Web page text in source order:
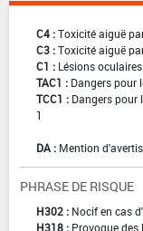
C4 :Toxicité aiguë
C3 :Toxicité aiguë
C1 : Lésions
TAC1 : Dangers pour
TCC1 : Dangers pour
1
DA : Mention
PHRASE DE RISQUE
H302 : Nocif en cas
H318 : Provoque des